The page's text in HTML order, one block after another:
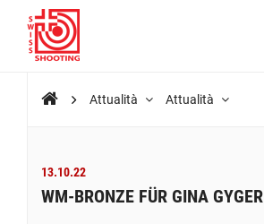
Attualità Attualità
13.10.22
WM-BRONZE FÜR GINA GYGER